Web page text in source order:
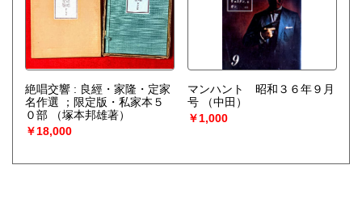
絶唱交響 : 良經・家隆・定家
名作選 ；限定版・私家本５
０部
（塚本邦雄著）
￥18,000
マンハント 昭和３６年９月
号
（中田）
￥1,000